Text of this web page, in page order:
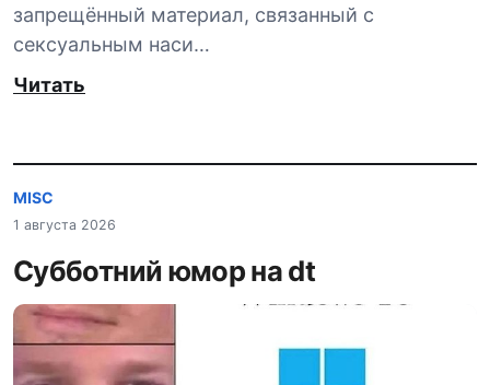
запрещённый материал, связанный с
сексуальным наси…
Читать
MISC
1 августа 2026
Субботний юмор на dt